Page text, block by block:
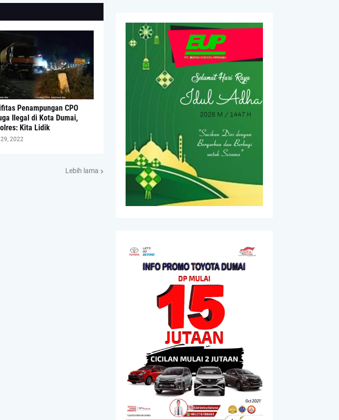
Penampungan CPO
Ilegal di Kota Dumai,
Kita Lidik
2022
Lebih lama